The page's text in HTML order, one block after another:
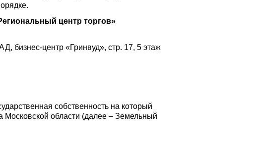
центр торгов»
бизнес-центр «Гринвуд», стр. 17, 5 этаж
собственность на который
Московской области (далее – Земельный